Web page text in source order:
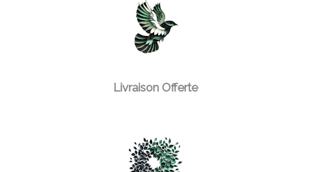
Livraison Offerte